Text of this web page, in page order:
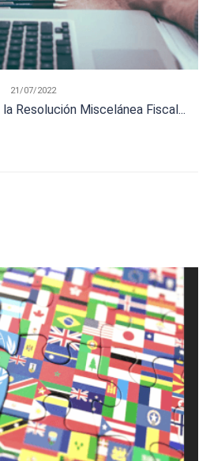
21/07/2022
Resolución Miscelánea Fiscal...